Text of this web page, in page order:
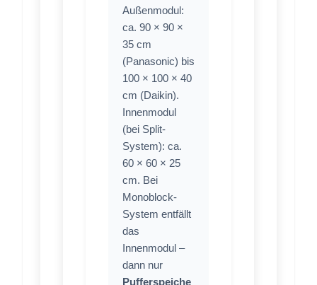
Außenmodul:
ca. 90 × 90 ×
35 cm
(Panasonic) bis
100 × 100 × 40
cm (Daikin).
Innenmodul
(bei Split-
System): ca.
60 × 60 × 25
cm. Bei
Monoblock-
System entfällt
das
Innenmodul –
dann nur
Pufferspeiche